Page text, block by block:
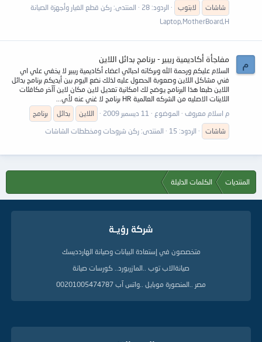
شاشات
لابتوب الردود: 28 المنتدى: ركن قطع الغيار وأجهزة الصيانة
Laptop,MotherBoard,H
م مفاجأة أكاديمية ريبير - برنامج بدائل اللاين
السلام عليكم ورحمة الله وبركاته احبائي اعضاء أكاديمية ريبير لا يخفي علي اي
فني مشاكل اللاين وصعوبة الحصول عليه لذلك نضع اليوم بين أيديكم برنامج بدائل
اللاين طبعا هذا البرنامج يوضح لك امكانية تعديل لاين مكان لاين آآخر مكافئات
اللاينات الاصليه من الشركه العالمية HR برنامج لا غني عنه لأي...
م اسلام معروف
الموضوع 11 ديسمبر 2009 اللاين بدائل
برنامج
شاشات
الردود: 15 المنتدى: ركن شروحات ومخططات الشاشات
المنتديات الكلمات الدليلة
شركة رؤيــة
متخصصون في إستعادة البيانات وصيانة الهاردديسك
صيانةالاب توب ..المازربورد.. كورسات صيانة
مصر ..المنصورة موبايل ..واتس آب 00201005474787